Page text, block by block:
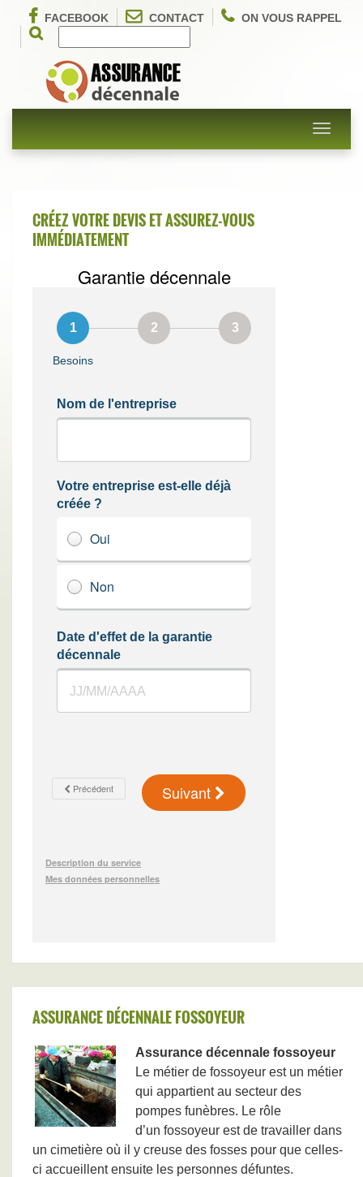
FACEBOOK CONTACT ON VOUS RAPPEL
Toggle
CRÉEZ VOTRE DEVIS ET ASSUREZ-VOUS
IMMÉDIATEMENT
ASSURANCE DÉCENNALE FOSSOYEUR
Assurance décennale fossoyeur
Le métier de fossoyeur est un métier
qui appartient au secteur des
pompes funèbres. Le rôle
d’un fossoyeur est de travailler dans
un cimetière où il y creuse des fosses pour que celles-
ci accueillent ensuite les personnes défuntes.